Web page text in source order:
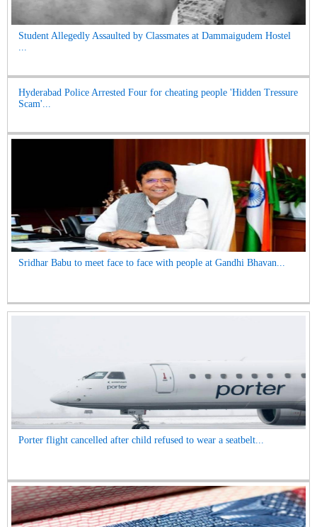
Student Allegedly Assaulted by Classmates at Dammaigudem Hostel
...
Hyderabad Police Arrested Four for cheating people 'Hidden Tressure
Scam'...
Sridhar Babu to meet face to face with people at Gandhi Bhavan...
Porter flight cancelled after child refused to wear a seatbelt...